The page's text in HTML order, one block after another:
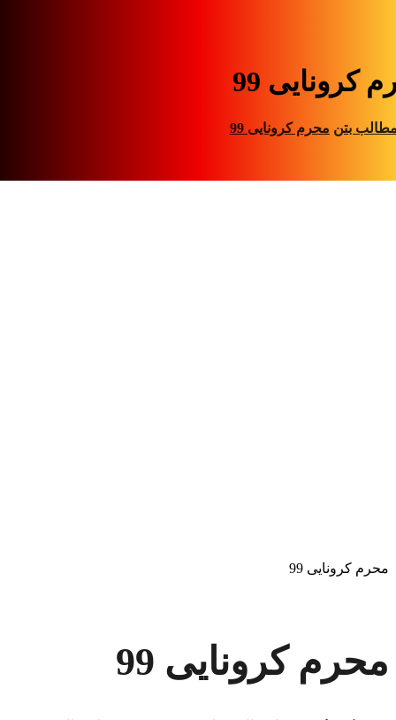
کرونایی 99
بتن محرم کرونایی 99
محرم کرونایی 99
محرم کرونایی 99